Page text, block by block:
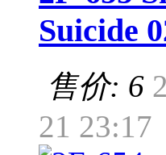
Suicide
售价: 6
21 23:17